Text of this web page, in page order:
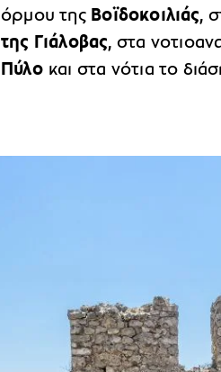
όρμου της Βοϊδοκοιλιάς,
της Γιάλοβας, στα
Πύλο και στα νότια το